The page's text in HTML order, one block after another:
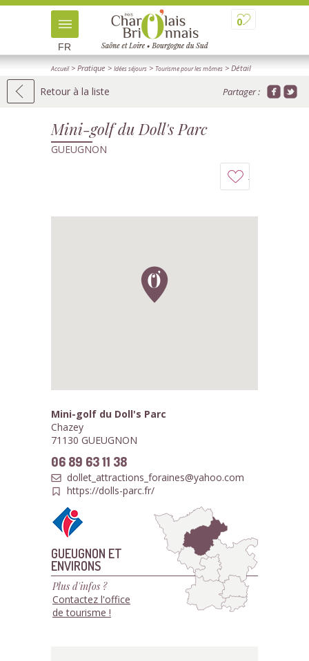
0
FR
Accueil> Pratique > Idées séjours > Tourisme pour les mômes > Détail
Retour à la liste Partager :
Mini-golf du Doll's Parc
GUEUGNON
Mini-golf du Doll's Parc
Chazey
71130 GUEUGNON
06 89 63 11 38
dollet_attractions_foraines@yahoo.com
https://dolls-parc.fr/
GUEUGNON ET
ENVIRONS
Plus d'infos ?
Contactez l'office
de tourisme !